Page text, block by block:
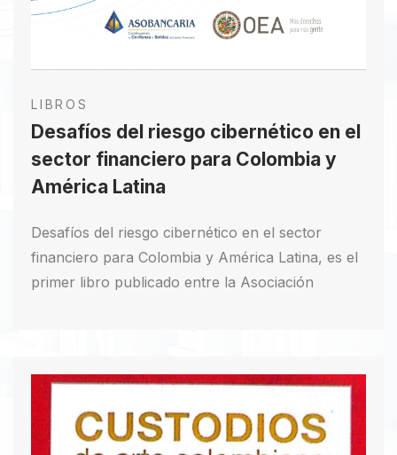
LIBROS
Desafíos del riesgo cibernético en el
sector financiero para Colombia y
América Latina
Desafíos del riesgo cibernético en el sector
financiero para Colombia y América Latina, es el
primer libro publicado entre la Asociación
Se trata de un documento que reúne un
conjunto de investigaciones y publicaciones
especializadas sobre el estado del arte de la